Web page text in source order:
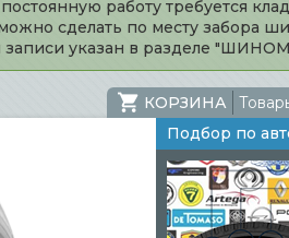
работу требуется
сделать по месту забора
записи указан в разделе
КОРЗИНА
Подбор по